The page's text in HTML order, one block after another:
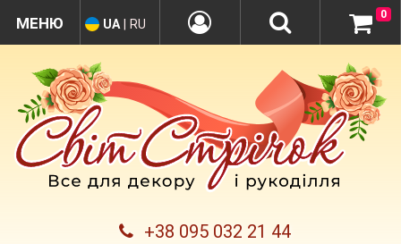
+38 095 032 21 44
UA RU
0